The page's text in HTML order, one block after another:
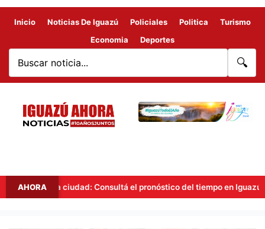
Inicio Noticias De Iguazú Policiales Politica
Turismo
Economia
Deportes
🔍
AHORA
Consultá el pronóstico del tiempo en Iguazú para organizar